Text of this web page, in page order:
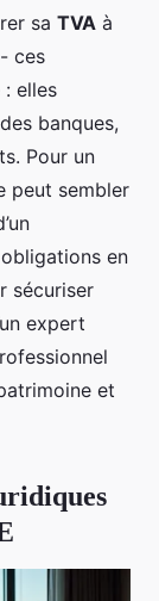
sa TVA à
ces
elles
banques,
Pour un
peut sembler
en
sécuriser
expert
et